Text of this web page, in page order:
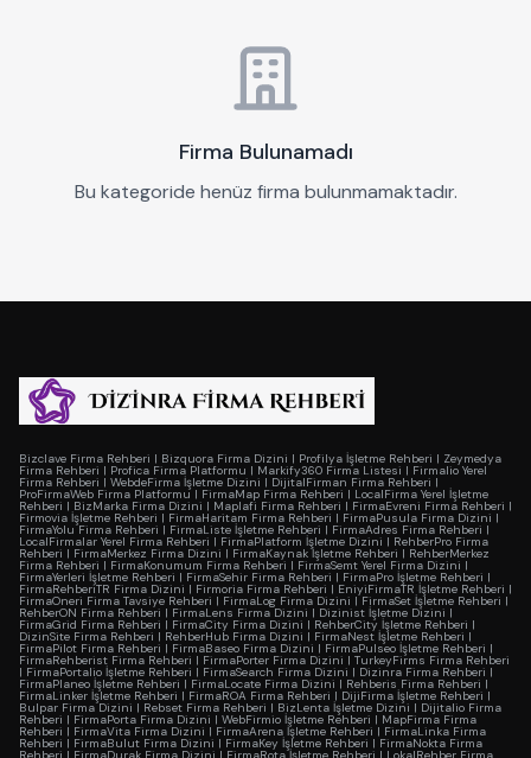
Firma Bulunamadı
Bu kategoride henüz firma bulunmamaktadır.
Bizclave Firma Rehberi | Bizquora Firma Dizini | Profilya İşletme Rehberi | Zeymedya
Firma Rehberi | Profica Firma Platformu | Markify360 Firma Listesi | Firmalio Yerel
Firma Rehberi | WebdeFirma İşletme Dizini | DijitalFirman Firma Rehberi |
ProFirmaWeb Firma Platformu | FirmaMap Firma Rehberi | LocalFirma Yerel İşletme
Rehberi | BizMarka Firma Dizini | Maplafi Firma Rehberi | FirmaEvreni Firma Rehberi |
Firmovia İşletme Rehberi | FirmaHaritam Firma Rehberi | FirmaPusula Firma Dizini |
FirmaYolu Firma Rehberi | FirmaListe İşletme Rehberi | FirmaAdres Firma Rehberi |
LocalFirmalar Yerel Firma Rehberi | FirmaPlatform İşletme Dizini | RehberPro Firma
Rehberi | FirmaMerkez Firma Dizini | FirmaKaynak İşletme Rehberi | RehberMerkez
Firma Rehberi | FirmaKonumum Firma Rehberi | FirmaSemt Yerel Firma Dizini |
FirmaYerleri İşletme Rehberi | FirmaSehir Firma Rehberi | FirmaPro İşletme Rehberi |
FirmaRehberiTR Firma Dizini | Firmoria Firma Rehberi | EniyiFirmaTR İşletme Rehberi |
FirmaOneri Firma Tavsiye Rehberi | FirmaLog Firma Dizini |FirmaSet İşletme Rehberi |
RehberON Firma Rehberi | FirmaLens Firma Dizini | Dizinist İşletme Dizini |
FirmaGrid Firma Rehberi | FirmaCity Firma Dizini | RehberCity İşletme Rehberi |
DizinSite Firma Rehberi | RehberHub Firma Dizini | FirmaNest İşletme Rehberi |
FirmaPilot Firma Rehberi | FirmaBaseo Firma Dizini | FirmaPulseo İşletme Rehberi |
FirmaRehberist Firma Rehberi | FirmaPorter Firma Dizini | TurkeyFirms Firma Rehberi
| FirmaPortalio İşletme Rehberi | FirmaSearch Firma Dizini | Dizinra Firma Rehberi |
FirmaPlaneo İşletme Rehberi | FirmaLocate Firma Dizini | Rehberis Firma Rehberi |
FirmaLinker İşletme Rehberi | FirmaROA Firma Rehberi | DijiFirma İşletme Rehberi |
Bulpar Firma Dizini | Rebset Firma Rehberi | BizLenta İşletme Dizini | Dijitalio Firma
Rehberi | FirmaPorta Firma Dizini | WebFirmio İşletme Rehberi | MapFirma Firma
Rehberi | FirmaVita Firma Dizini | FirmaArena İşletme Rehberi | FirmaLinka Firma
Rehberi | FirmaBulut Firma Dizini | FirmaKey İşletme Rehberi | FirmaNokta Firma